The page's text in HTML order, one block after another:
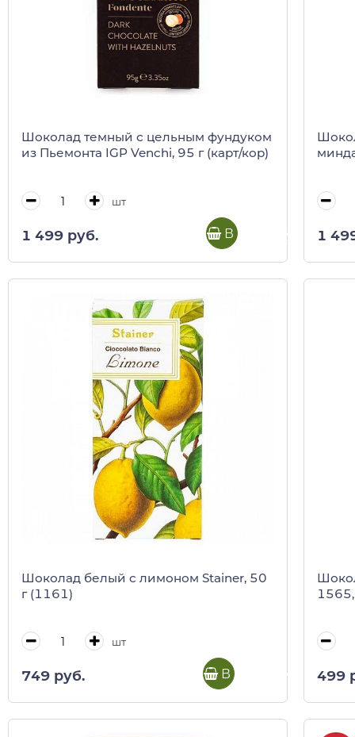
Шоколад темный с цельным фундуком
из Пьемонта IGP Venchi, 95 г (карт/кор)
шт
1 499 руб. В корзину 1
Шоколад белый с лимоном Stainer, 50
г (1161)
шт
749 руб. В корзину
1565,
499